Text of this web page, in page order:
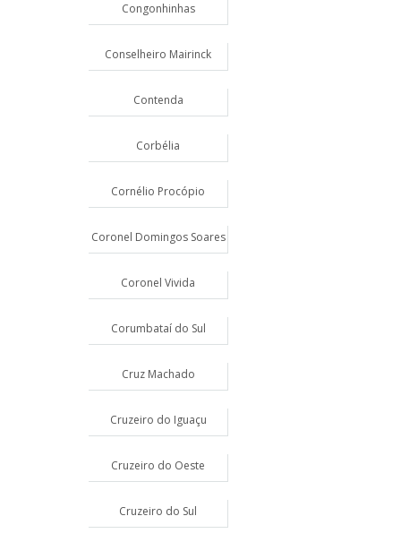
Congonhinhas
Conselheiro Mairinck
Contenda
Corbélia
Cornélio Procópio
Coronel Domingos Soares
Coronel Vivida
Corumbataí do Sul
Cruz Machado
Cruzeiro do Iguaçu
Cruzeiro do Oeste
Cruzeiro do Sul